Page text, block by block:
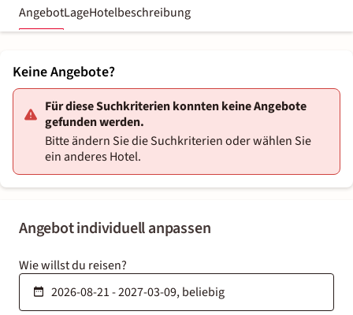
AngebotLageHotelbeschreibung
Angebot individuell anpassen
Wie willst du reisen?
Keine Angebote?
Für diese Suchkriterien konnten keine Angebote
gefunden werden.
Bitte ändern Sie die Suchkriterien oder wählen Sie
ein anderes Hotel.